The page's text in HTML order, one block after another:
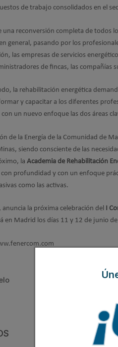
de trabajo consolidados en el
una reconversión completa de todos
general, pasando por los
las empresas de servicios
de fincas, las compañías
la rehabilitación energética
y capacitar a los diferentes
un nuevo enfoque las dos áreas
de la Energía de la Comunidad de
siendo consciente de las
la Academia de Rehabilitación
profundidad y con un enfoque
como las activas.
anuncia la próxima celebración del I
en Madrid los días 11 y 12 de junio